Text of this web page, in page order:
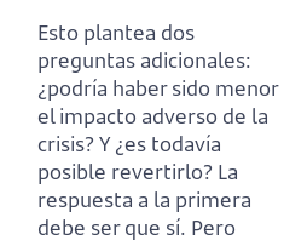
Esto plantea dos
preguntas adicionales:
¿podría haber sido menor
el impacto adverso de la
crisis? Y ¿es todavía
posible revertirlo? La
respuesta a la primera
debe ser que sí. Pero